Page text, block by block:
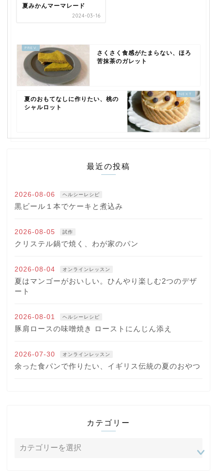
夏みかんマーマレード
2024-03-16
さくさく食感がたまらない、ほろ
苦抹茶のガレット
夏のおもてなしに作りたい、桃の
シャルロット
最近の投稿
2026-08-06 ヘルシーレシピ
黒ビール１本でケーキと煮込み
2026-08-05 試作
クリステル鍋で焼く、わが家のパン
2026-08-04 オンラインレッスン
夏はマンゴーがおいしい。ひんやり楽しむ2つのデザ
ート
2026-08-01 ヘルシーレシピ
豚肩ロースの味噌焼き ローストにんじん添え
2026-07-30 オンラインレッスン
余った食パンで作りたい、イギリス伝統の夏のおやつ
カテゴリー